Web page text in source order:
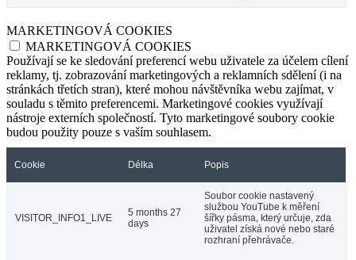
MARKETINGOVÁ COOKIES
MARKETINGOVÁ COOKIES
Používají se ke sledování preferencí webu uživatele za účelem cílení
reklamy, tj. zobrazování marketingových a reklamních sdělení (i na
stránkách třetích stran), které mohou návštěvníka webu zajímat, v
souladu s těmito preferencemi. Marketingové cookies využívají
nástroje externích společností. Tyto marketingové soubory cookie
budou použity pouze s vaším souhlasem.
Cookie Délka Popis
VISITOR_INFO1_LIVE
5 months 27
days
Soubor cookie nastavený
službou YouTube k měření
šířky pásma, který určuje, zda
uživatel získá nové nebo staré
rozhraní přehrávače.